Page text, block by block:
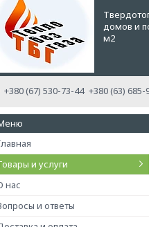
домов и
м2
+380 (67) 530-73-44 +380 (63) 685-
и услуги
нас
и ответы